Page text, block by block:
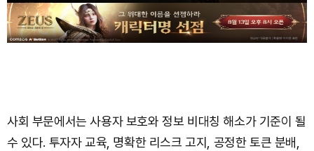
사회 부문에서는 사용자 보호와 정보 비대칭 해소가 기준이 될
수 있다. 투자자 교육, 명확한 리스크 고지, 공정한 토큰 분배,